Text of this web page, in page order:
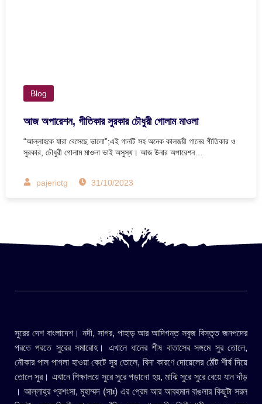
Blog
আজ অপারেশন, গীতিকার সুরকার চৌধুরী গোলাম মাওলা
“আল্লাহকে যারা বেসেছে ভালো”;এই গানটি সহ অনেক কালজয়ী গানের গীতিকার ও
সুরকার, চৌধুরী গোলাম মাওলা ভাই অসুস্থ। আজ উনার অপারেশন…
pajerictg 31/10/2023
সুরের দেশ বাংলাদেশ। নদী, সাগর, পাহাড় আর আদিগন্ত সবুজ বিস্তৃত জনপদের
পরতে পরতে সুরের সমারোহ। এখানে ধানের শীষ বাতাসের সঙ্গমে সুর তোলে,
নৌকার পাল পাগলা হাওয়া কেটে সুর তোলে, বিনা কারণে দোয়েলের ঠোঁট শীর্ষ দিয়ে
তোলে সুর। এখানে শিক্ষালয়ে সুরে সুরে পড়ানো হয়, মাঝি সুরে সুরে বেয়ে যান দাঁড়
। আল্লাহ্র প্রশংসা, মুহাম্মদ (সাঃ) এর প্রেম আর আবহমান বাঙলার কিছুটা সরল